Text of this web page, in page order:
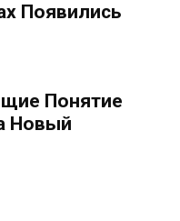
Появились
Понятие
Новый